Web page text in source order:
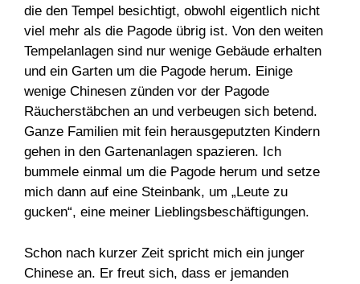
die den Tempel besichtigt, obwohl eigentlich nicht
viel mehr als die Pagode übrig ist. Von den weiten
Tempelanlagen sind nur wenige Gebäude erhalten
und ein Garten um die Pagode herum. Einige
wenige Chinesen zünden vor der Pagode
Räucherstäbchen an und verbeugen sich betend.
Ganze Familien mit fein herausgeputzten Kindern
gehen in den Gartenanlagen spazieren. Ich
bummele einmal um die Pagode herum und setze
mich dann auf eine Steinbank, um „Leute zu
gucken“, eine meiner Lieblingsbeschäftigungen.
Schon nach kurzer Zeit spricht mich ein junger
Chinese an. Er freut sich, dass er jemanden